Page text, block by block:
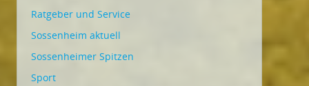
Ratgeber und Service
Sossenheim aktuell
Sossenheimer Spitzen
Sport